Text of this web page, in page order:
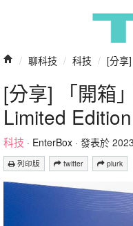
/ 聊科技 / 科技 / [分享
[分享] 「開箱
Limited
科技 · EnterBox · 發表於
列印版 twitter plurk